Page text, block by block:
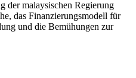
der malaysischen Regierung
das Finanzierungsmodell für
und die Bemühungen zur